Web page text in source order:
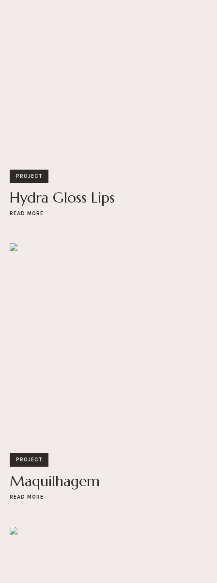
PROJECT
Hydra Gloss Lips
READ MORE
PROJECT
Maquilhagem
READ MORE